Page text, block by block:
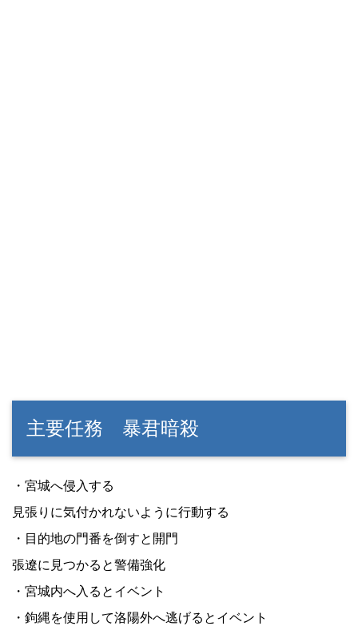
主要任務 暴君暗殺
・宮城へ侵入する
見張りに気付かれないように行動する
・目的地の門番を倒すと開門
張遼に見つかると警備強化
・宮城内へ入るとイベント
・鉤縄を使用して洛陽外へ逃げるとイベント